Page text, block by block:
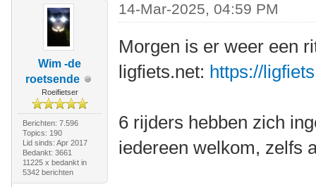
Wim -de
roetsende
Roeifietser
Berichten: 7.596
Topics: 190
Lid sinds: Apr 2017
Bedankt: 3661
11225 x bedankt in
5342 berichten
14-Mar-2025, 04:59 PM
Morgen is er weer een
ligfiets.net: https://
6 rijders hebben zich
iedereen welkom, zelfs